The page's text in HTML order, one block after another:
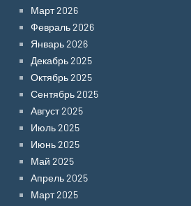
Март 2026
Февраль 2026
Январь 2026
Декабрь 2025
Октябрь 2025
Сентябрь 2025
Август 2025
Июль 2025
Июнь 2025
Май 2025
Апрель 2025
Март 2025